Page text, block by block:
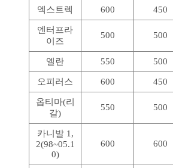
엑스트렉 600 450
엔터프라
이즈
500 500
엘란 550 500
오피러스 600 450
옵티마(리
갈)
550 500
카니발 1,
2(98~05.1
0)
600 600